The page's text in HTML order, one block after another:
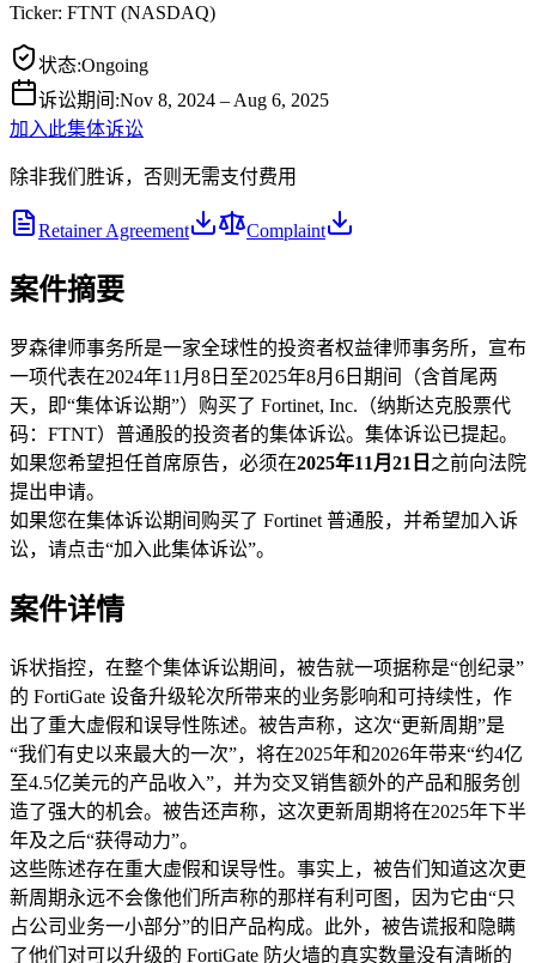
Ticker: FTNT (NASDAQ)
状态:Ongoing
诉讼期间 :Nov 8, 2024 – Aug 6, 2025
加入此集体诉讼
除非我们胜诉，否则无需支付费用
Retainer Agreement Complaint
案件摘要
罗森律师事务所是一家全球性的投资者权益律师事务所，宣布
一项代表在2024年11月8日至2025年8月6日期间（含首尾两
天，即“集体诉讼期”）购买了 Fortinet, Inc.（纳斯达克股票代
码：FTNT）普通股的投资者的集体诉讼。集体诉讼已提起。
如果您希望担任首席原告，必须在2025年11月21日 之前向法院
提出申请。
如果您在集体诉讼期间购买了 Fortinet 普通股，并希望加入诉
讼，请点击“加入此集体诉讼”。
案件详情
诉状指控，在整个集体诉讼期间，被告就一项据称是“创纪录”
的 FortiGate 设备升级轮次所带来的业务影响和可持续性，作
出了重大虚假和误导性陈述。被告声称，这次“更新周期”是
“我们有史以来最大的一次”，将在2025年和2026年带来“约4亿
至4.5亿美元的产品收入”，并为交叉销售额外的产品和服务创
造了强大的机会。被告还声称，这次更新周期将在2025年下半
年及之后“获得动力”。
这些陈述存在重大虚假和误导性。事实上，被告们知道这次更
新周期永远不会像他们所声称的那样有利可图，因为它由“只
占公司业务一小部分”的旧产品构成。此外，被告谎报和隐瞒
了他们对可以升级的 FortiGate 防火墙的真实数量没有清晰的